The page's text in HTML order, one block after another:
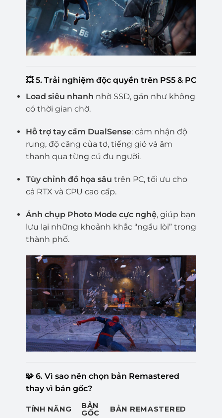
💥5. Trải nghiệm độc quyền trên PS5 & PC
Load siêu nhanh nhờ SSD, gần như không
có thời gian chờ.
Hỗ trợ tay cầm DualSense: cảm nhận độ
rung, độ căng của tơ, tiếng gió và âm
thanh qua từng cú đu người.
Tùy chỉnh đồ họa sâu trên PC, tối ưu cho
cả RTX và CPU cao cấp.
Ảnh chụp Photo Mode cực nghệ, giúp bạn
lưu lại những khoảnh khắc “ngầu lòi” trong
thành phố.
🧩 6. Vì sao nên chọn bản Remastered
thay vì bản gốc?
TÍNH NĂNG
BẢN
GỐC
BẢN REMASTERED